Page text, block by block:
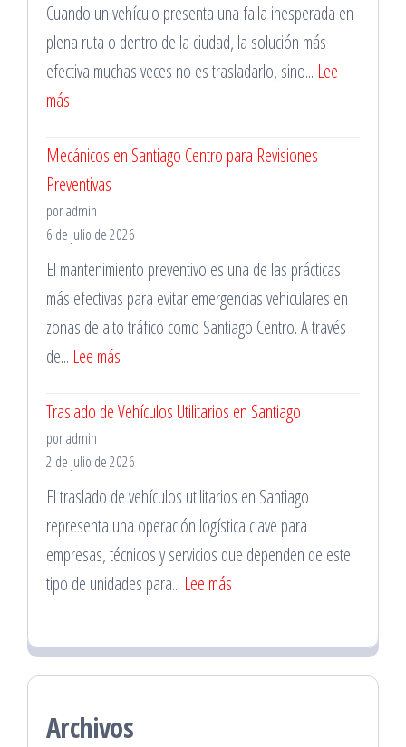
para
Vehículos
de
Cuando un vehículo presenta una falla inesperada en
plena ruta o dentro de la ciudad, la solución más
efectiva muchas veces no es trasladarlo, sino... Lee
más
a
Domicilio
en
La
Florida
para
Emergencias
Mecánicos en Santiago Centro para Revisiones
Preventivas
por admin
6 de julio de 2026
El mantenimiento preventivo es una de las prácticas
más efectivas para evitar emergencias vehiculares en
zonas de alto tráfico como Santiago Centro. A través
de... Lee más
en
Centro
para
Revisiones
Preventivas
Traslado de Vehículos Utilitarios en Santiago
por admin
2 de julio de 2026
El traslado de vehículos utilitarios en Santiago
representa una operación logística clave para
empresas, técnicos y servicios que dependen de este
tipo de unidades para... Lee más
Vehículos
Archivos